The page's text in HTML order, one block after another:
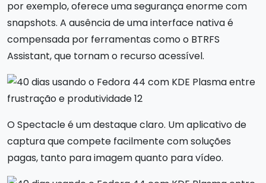
por exemplo, oferece uma segurança enorme com
snapshots. A ausência de uma interface nativa é
compensada por ferramentas como o BTRFS
Assistant, que tornam o recurso acessível.
O Spectacle é um destaque claro. Um aplicativo de
captura que compete facilmente com soluções
pagas, tanto para imagem quanto para vídeo.